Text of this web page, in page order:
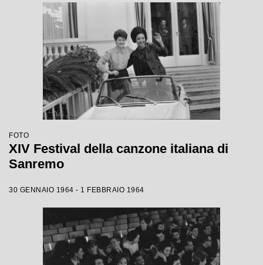
FOTO
XIV Festival della canzone italiana di
Sanremo
30 GENNAIO 1964 - 1 FEBBRAIO 1964